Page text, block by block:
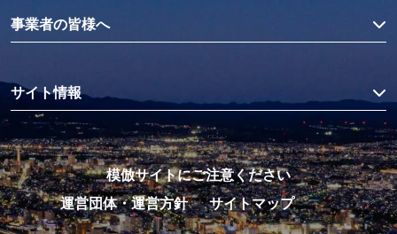
事業者の皆様へ
サイト情報
模倣サイトにご注意ください
運営団体・運営方針
サイトマップ